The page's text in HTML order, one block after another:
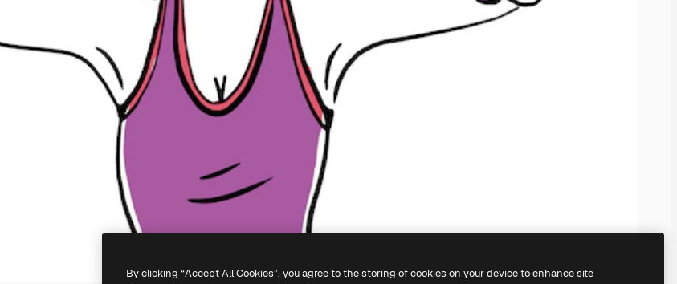
By clicking “Accept All Cookies”, you agree to the storing of cookies on your device to enhance site